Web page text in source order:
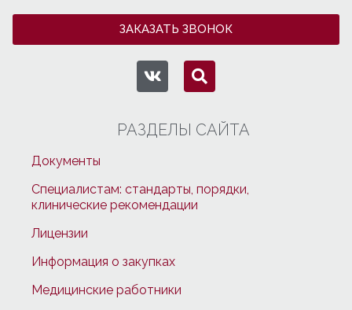
ЗАКАЗАТЬ ЗВОНОК
РАЗДЕЛЫ САЙТА
Документы
Специалистам: стандарты, порядки,
клинические рекомендации
Лицензии
Информация о закупках
Медицинские работники